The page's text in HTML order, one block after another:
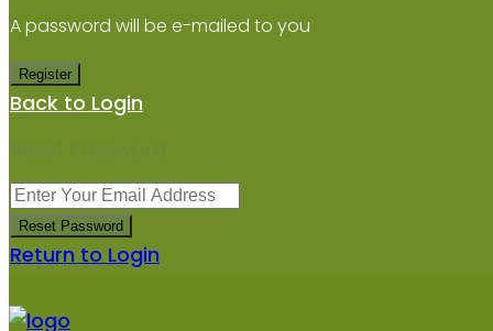
A password will be e-mailed to you
Register
Back to Login
Reset Password
Reset Password
Return to Login